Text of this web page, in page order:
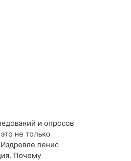
и опросов
не только
пенис
Почему